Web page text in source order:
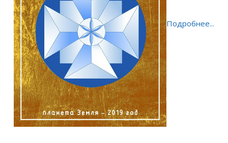
Подробнее...